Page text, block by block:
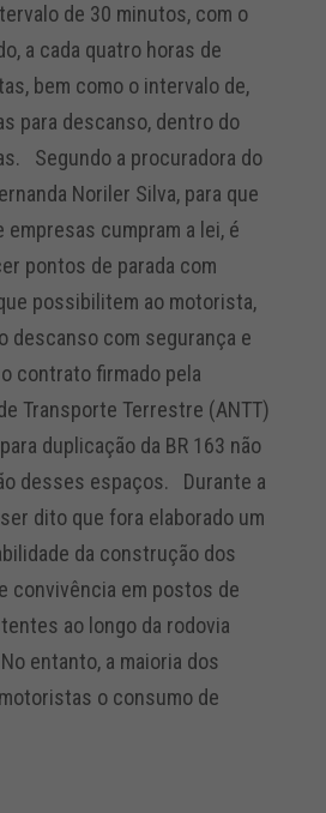
de 30 minutos, com o
a cada quatro horas de
bem como o intervalo de,
para descanso, dentro do
Segundo a procuradora do
Noriler Silva, para que
cumpram a lei, é
pontos de parada com
possibilitem ao motorista,
descanso com segurança e
contrato firmado pela
Transporte Terrestre (ANTT)
duplicação da BR 163 não
desses espaços. Durante a
dito que fora elaborado um
da construção dos
convivência em postos de
ao longo da rodovia
entanto, a maioria dos
o consumo de